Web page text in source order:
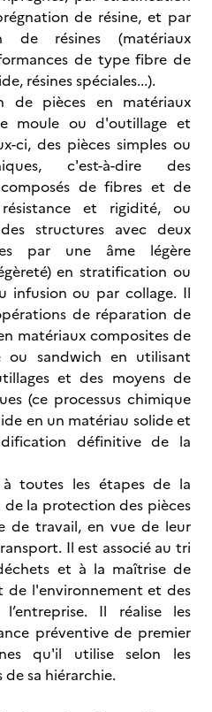
de résine, et par
de résines (matériaux
de type fibre de
résines spéciales...).
de pièces en matériaux
moule ou d'outillage et
ci, des pièces simples ou
c'est-à-dire des
de fibres et de
et rigidité, ou
structures avec deux
par une âme légère
en stratification ou
infusion ou par collage. Il
de réparation de
matériaux composites de
ou sandwich en utilisant
et des moyens de
(ce processus chimique
en un matériau solide et
définitive de la
toutes les étapes de la
la protection des pièces
de travail, en vue de leur
Il est associé au tri
et à la maîtrise de
de l'environnement et des
Il réalise les
préventive de premier
qu'il utilise selon les
sa hiérarchie.